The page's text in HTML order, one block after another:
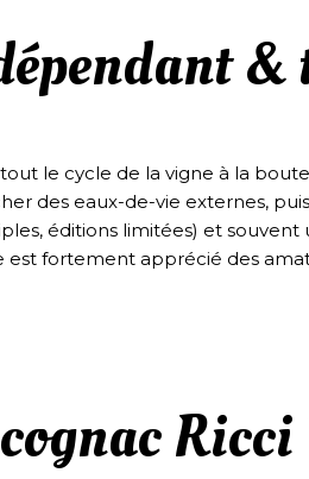
&
le cycle de la vigne à la
des eaux-de-vie externes,
éditions limitées) et
est fortement apprécié des
Ricci